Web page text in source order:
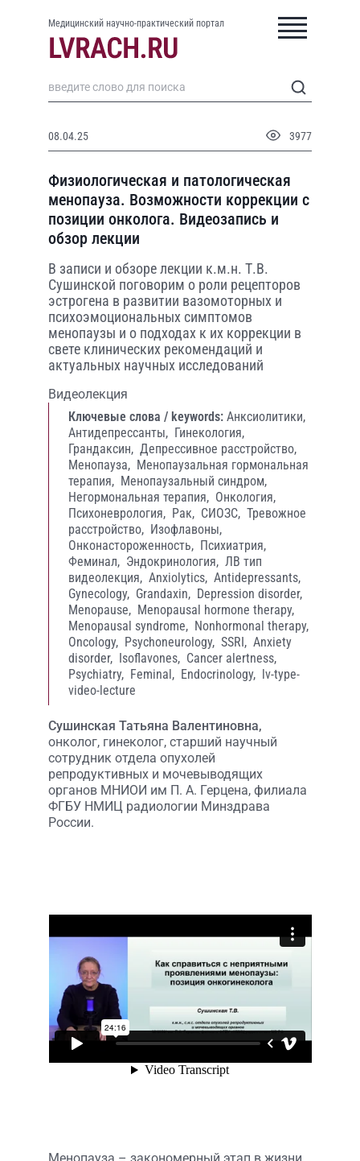
Медицинский научно-практический портал
08.04.25 3977
Физиологическая и патологическая
менопауза. Возможности коррекции с
позиции онколога. Видеозапись и
обзор лекции
В записи и обзоре лекции к.м.н. Т.В.
Сушинской поговорим о роли рецепторов
эстрогена в развитии вазомоторных и
психоэмоциональных симптомов
менопаузы и о подходах к их коррекции в
свете клинических рекомендаций и
актуальных научных исследований
Видеолекция
Ключевые слова / keywords: Анксиолитики,
Антидепрессанты, Гинекология,
Грандаксин, Депрессивное расстройство,
Менопауза, Менопаузальная гормональная
терапия, Менопаузальный синдром,
Негормональная терапия, Онкология,
Психоневрология, Рак, СИОЗС, Тревожное
расстройство, Изофлавоны,
Онконастороженность, Психиатрия,
Феминал, Эндокринология, ЛВ тип
видеолекция, Anxiolytics, Antidepressants,
Gynecology, Grandaxin, Depression disorder,
Menopause, Menopausal hormone therapy,
Menopausal syndrome, Nonhormonal therapy,
Oncology, Psychoneurology, SSRI, Anxiety
disorder, Isoflavones, Cancer alertness,
Psychiatry, Feminal, Endocrinology, lv-type-
video-lecture
Сушинская Татьяна Валентиновна,
онколог, гинеколог, старший научный
сотрудник отдела опухолей
репродуктивных и мочевыводящих
органов МНИОИ им П. А. Герцена, филиала
ФГБУ НМИЦ радиологии Минздрава
России.